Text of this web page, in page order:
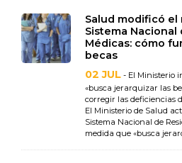
Salud modificó el
Sistema Nacional
Médicas: cómo
becas
02 JUL - El Ministerio
«busca jerarquizar las
corregir las deficiencias
El Ministerio de Salud
Sistema Nacional de
medida que «busca